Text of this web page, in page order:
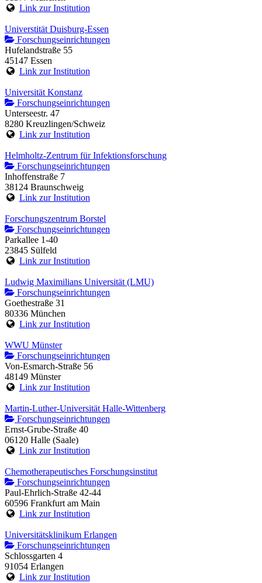
Link zur Institution
Universtität Duisburg-Essen
Forschungseinrichtungen
Hufelandstraße 55
45147 Essen
Link zur Institution
Universität Konstanz
Forschungseinrichtungen
Unterseestr. 47
8280 Kreuzlingen/Schweiz
Link zur Institution
Helmholtz-Zentrum für Infektionsforschung
Forschungseinrichtungen
Inhoffenstraße 7
38124 Braunschweig
Link zur Institution
Forschungszentrum Borstel
Forschungseinrichtungen
Parkallee 1-40
23845 Sülfeld
Link zur Institution
Ludwig Maximilians Universität (LMU)
Forschungseinrichtungen
Goethestraße 31
80336 München
Link zur Institution
WWU Münster
Forschungseinrichtungen
Von-Esmarch-Straße 56
48149 Münster
Link zur Institution
Martin-Luther-Universität Halle-Wittenberg
Forschungseinrichtungen
Ernst-Grube-Straße 40
06120 Halle (Saale)
Link zur Institution
Chemotherapeutisches Forschungsinstitut
Forschungseinrichtungen
Paul-Ehrlich-Straße 42-44
60596 Frankfurt am Main
Link zur Institution
Universitätsklinikum Erlangen
Forschungseinrichtungen
Schlossgarten 4
91054 Erlangen
Link zur Institution